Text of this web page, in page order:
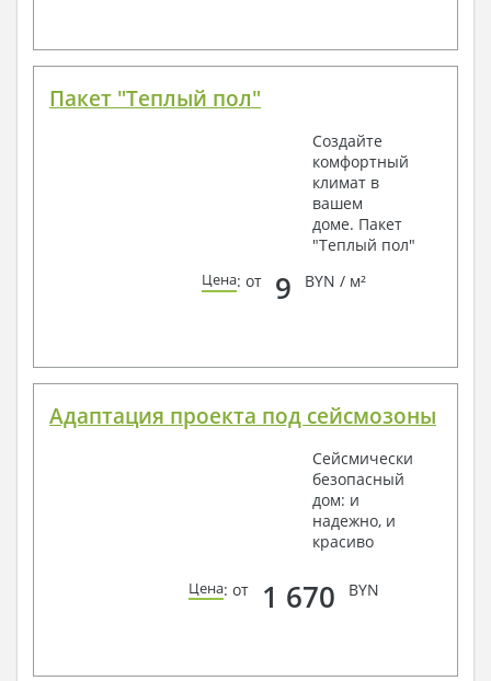
Пакет "Теплый пол"
Создайте
комфортный
климат в
вашем
доме. Пакет
"Теплый пол"
Цена: от 9 BYN / м²
Адаптация проекта под сейсмозоны
Сейсмически
безопасный
дом: и
надежно, и
красиво
Цена: от 1 670 BYN